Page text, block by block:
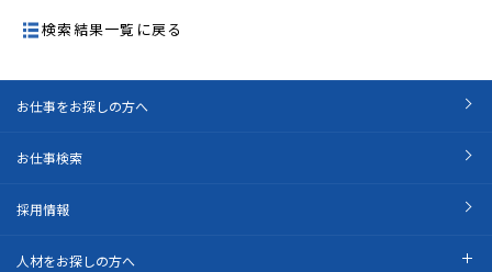
検索結果一覧に戻る
お仕事をお探しの方へ
お仕事検索
採用情報
人材をお探しの方へ